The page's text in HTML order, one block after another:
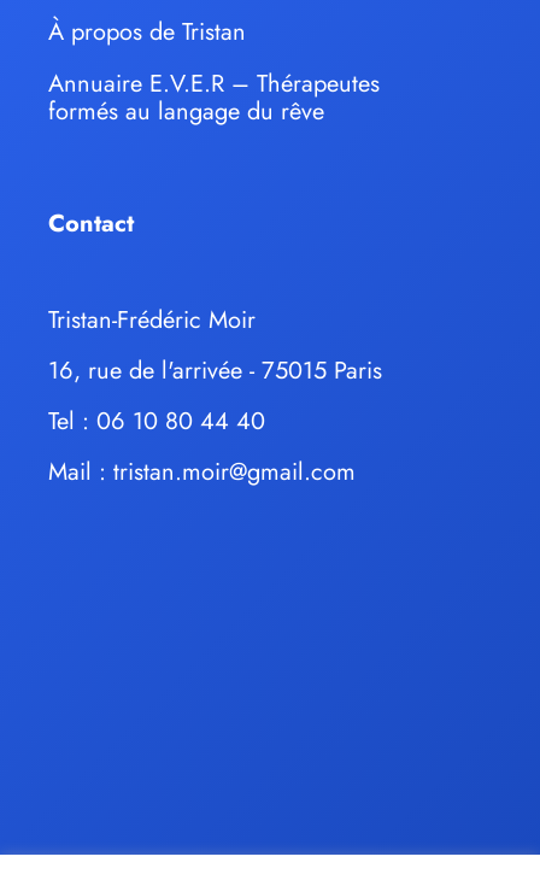
À propos de Tristan
Annuaire E.V.E.R – Thérapeutes
formés au langage du rêve
Contact
Tristan-Frédéric Moir
16, rue de l'arrivée - 75015 Paris
Tel : 06 10 80 44 40
Mail : tristan.moir@gmail.com